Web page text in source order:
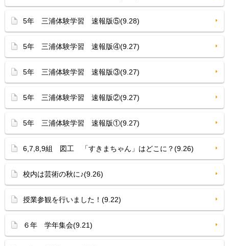
5年 三浦体験学習 速報版⑤(9.28)
5年 三浦体験学習 速報版④(9.27)
5年 三浦体験学習 速報版③(9.27)
5年 三浦体験学習 速報版②(9.27)
5年 三浦体験学習 速報版①(9.27)
6,7,8,9組 図工 「すきまちゃん」はどこに？(9.26)
校内は芸術の秋に♪(9.26)
授業参観を行いました！(9.22)
６年 学年集会(9.21)